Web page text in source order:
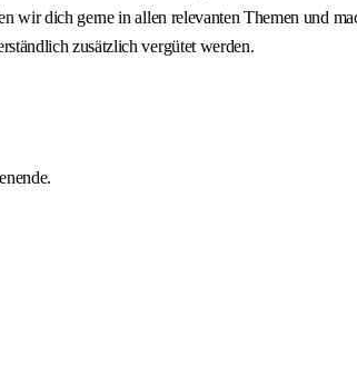
wir dich gerne in allen relevanten Themen und
zusätzlich vergütet werden.